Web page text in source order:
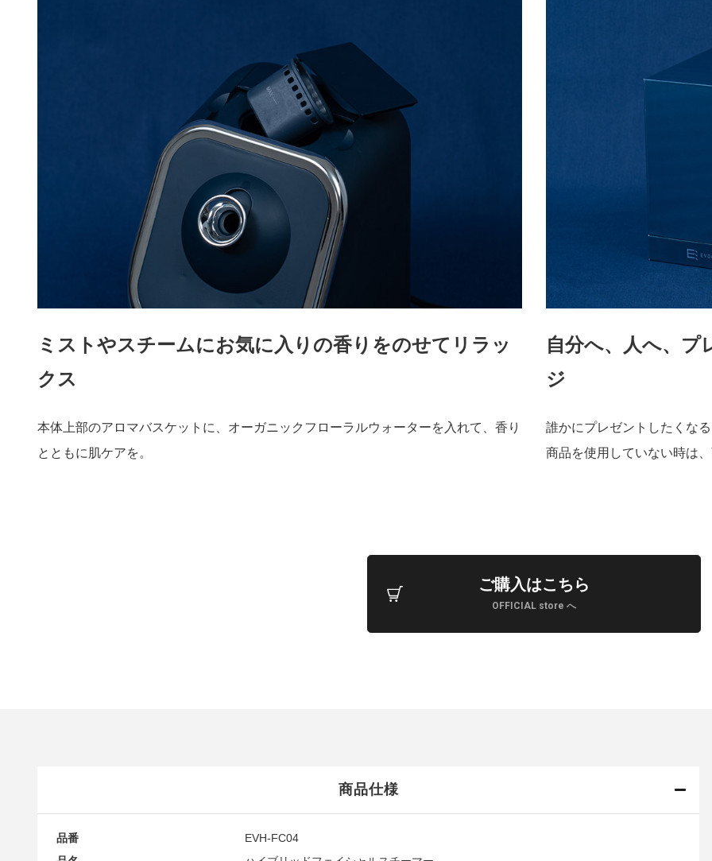
ミストやスチームにお気に入りの香りをのせてリラッ
クス
本体上部のアロマバスケットに、オーガニックフローラルウォーターを入れて、香り
とともに肌ケアを。
自分へ、人へ、プ
ジ
誰かにプレゼントしたくな
商品を使用していない時は
ご購入はこちら
OFFICIAL store へ
商品仕様
品番
EVH-FC04